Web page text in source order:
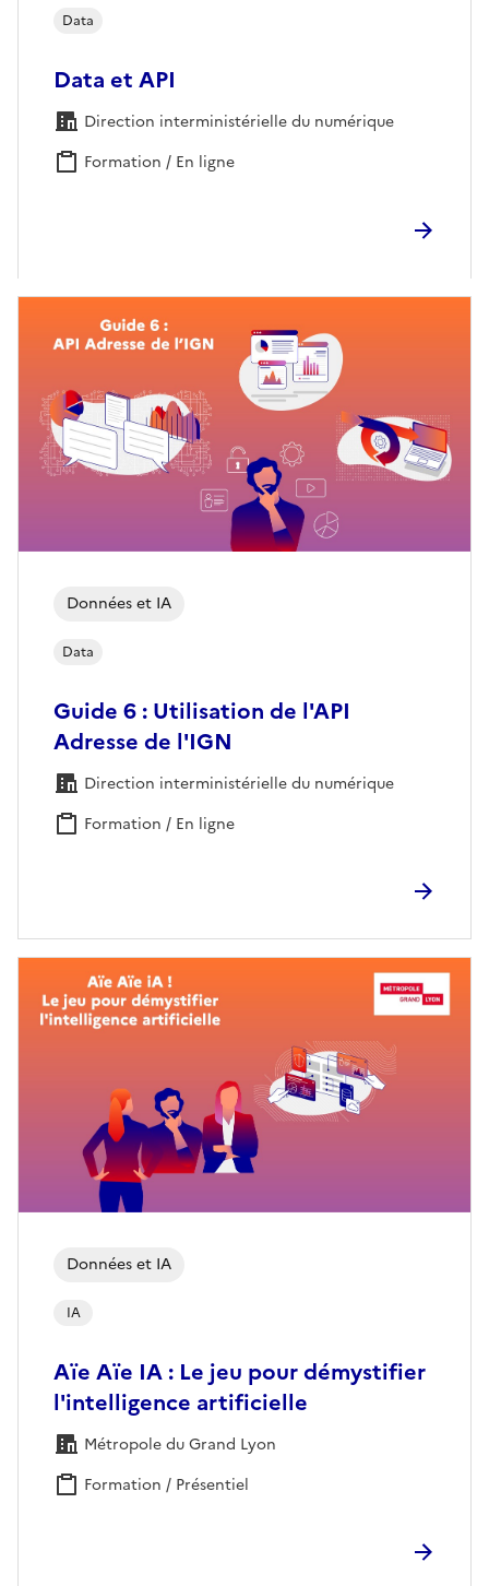
Data
Data et API
Direction interministérielle du numérique
Formation / En ligne
Données et IA
Data
Guide 6 : Utilisation de l'API
Adresse de l'IGN
Direction interministérielle du numérique
Formation / En ligne
Données et IA
IA
Aïe Aïe IA : Le jeu pour démystifier
l'intelligence artificielle
Métropole du Grand Lyon
Formation / Présentiel